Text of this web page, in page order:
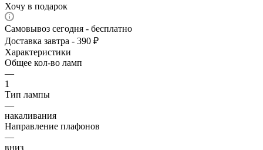
Хочу в подарок
Самовывоз сегодня - бесплатно
Доставка завтра - 390 ₽
Характеристики
Общее кол-во ламп
—
1
Тип лампы
—
накаливания
Направление плафонов
—
вниз